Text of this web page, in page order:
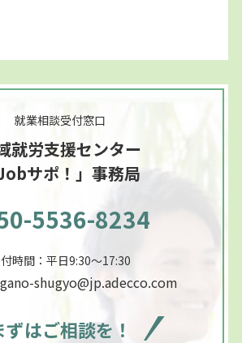
就業相談受付窓口
就労支援センター
Jobサポ！」事務局
5536-8234
時間：平日9:30～17:30
shugyo@jp.adecco.com
ずはご相談を！